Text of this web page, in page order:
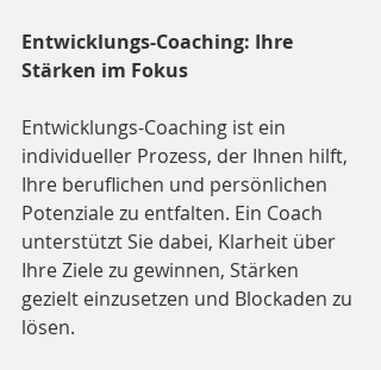
Entwicklungs-Coaching: Ihre
Stärken im Fokus
Entwicklungs-Coaching ist ein
individueller Prozess, der Ihnen hilft,
Ihre beruflichen und persönlichen
Potenziale zu entfalten. Ein Coach
unterstützt Sie dabei, Klarheit über
Ihre Ziele zu gewinnen, Stärken
gezielt einzusetzen und Blockaden zu
lösen.